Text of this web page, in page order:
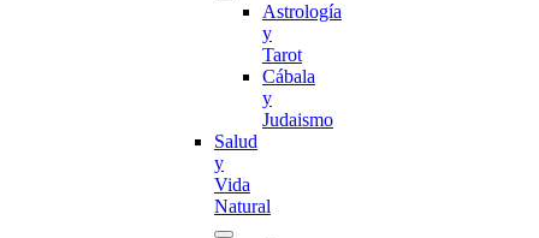
Astrología
y
Tarot
Cábala
y
Judaismo
Salud
y
Vida
Natural